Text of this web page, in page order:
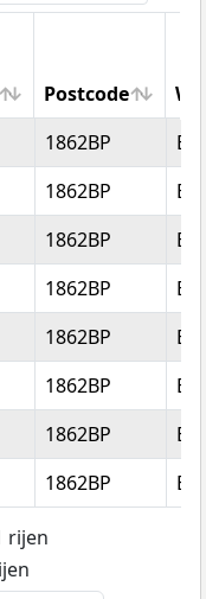
Postcode
Postcode
1862BP
1862BP
1862BP
1862BP
1862BP
1862BP
1862BP
1862BP
rijen